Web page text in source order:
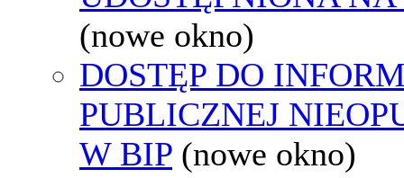
(nowe okno)
DOSTĘP DO
PUBLICZNEJ
W BIP (nowe okno)